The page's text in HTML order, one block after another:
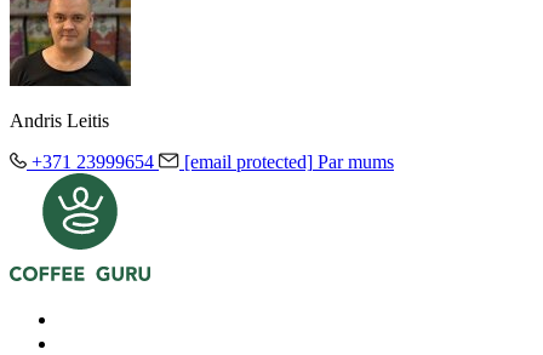
Andris Leitis
+371 23999654
[email protected] Par mums